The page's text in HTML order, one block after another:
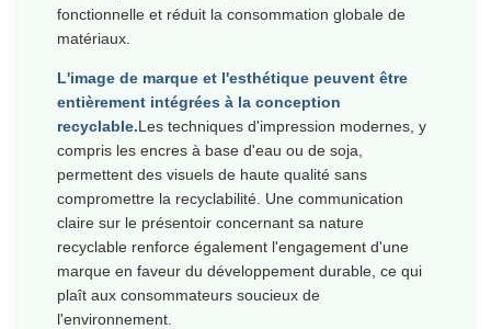
fonctionnelle et réduit la consommation globale de
matériaux.
L'image de marque et l'esthétique peuvent être
entièrement intégrées à la conception
recyclable.Les techniques d'impression modernes, y
compris les encres à base d'eau ou de soja,
permettent des visuels de haute qualité sans
compromettre la recyclabilité. Une communication
claire sur le présentoir concernant sa nature
recyclable renforce également l'engagement d'une
marque en faveur du développement durable, ce qui
plaît aux consommateurs soucieux de
l'environnement.